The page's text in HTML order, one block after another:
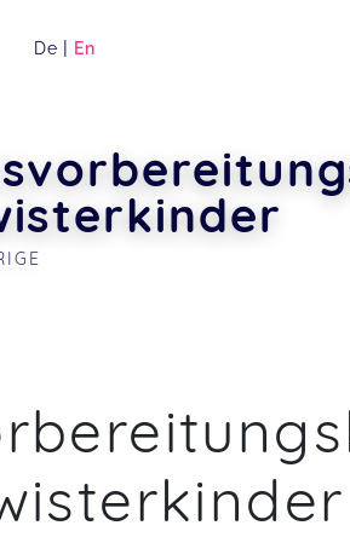
De | En
Jul 10
Tochter Malina
eine große